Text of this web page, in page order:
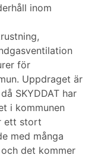
inom
för
Uppdraget är
SKYDDAT har
i kommunen
ett stort
med många
det kommer